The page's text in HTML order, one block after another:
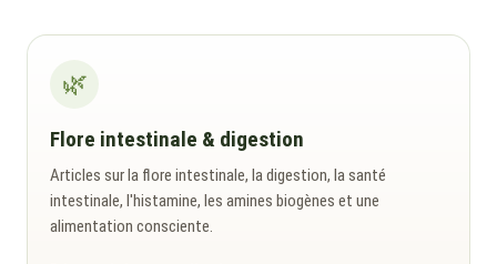
🌿
Flore intestinale & digestion
Articles sur la flore intestinale, la digestion, la santé
intestinale, l'histamine, les amines biogènes et une
alimentation consciente.